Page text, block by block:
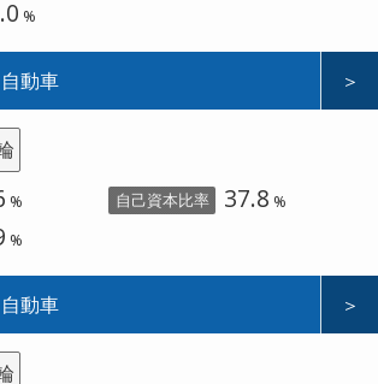
%
＞
動車
% 自己資本比率 37.8 %
%
＞
動車